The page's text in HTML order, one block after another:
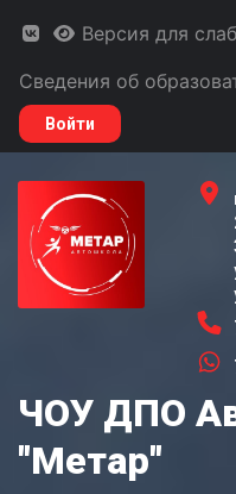
Версия для
Сведения об
Войти
ЧОУ ДПО
"Метар"